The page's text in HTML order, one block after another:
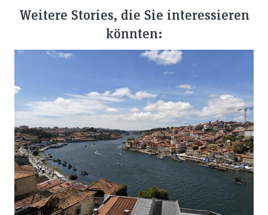
Weitere Stories, die Sie interessieren
könnten: